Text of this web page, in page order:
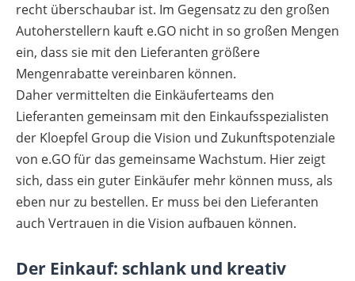
recht überschaubar ist. Im Gegensatz zu den großen
Autoherstellern kauft e.GO nicht in so großen Mengen
ein, dass sie mit den Lieferanten größere
Mengenrabatte vereinbaren können.
Daher vermittelten die Einkäuferteams den
Lieferanten gemeinsam mit den Einkaufsspezialisten
der Kloepfel Group die Vision und Zukunftspotenziale
von e.GO für das gemeinsame Wachstum. Hier zeigt
sich, dass ein guter Einkäufer mehr können muss, als
eben nur zu bestellen. Er muss bei den Lieferanten
auch Vertrauen in die Vision aufbauen können.
Der Einkauf: schlank und kreativ